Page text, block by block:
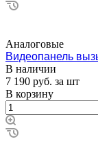
Аналоговые
Видеопанель
В наличии
7 190 руб. за шт
В корзину